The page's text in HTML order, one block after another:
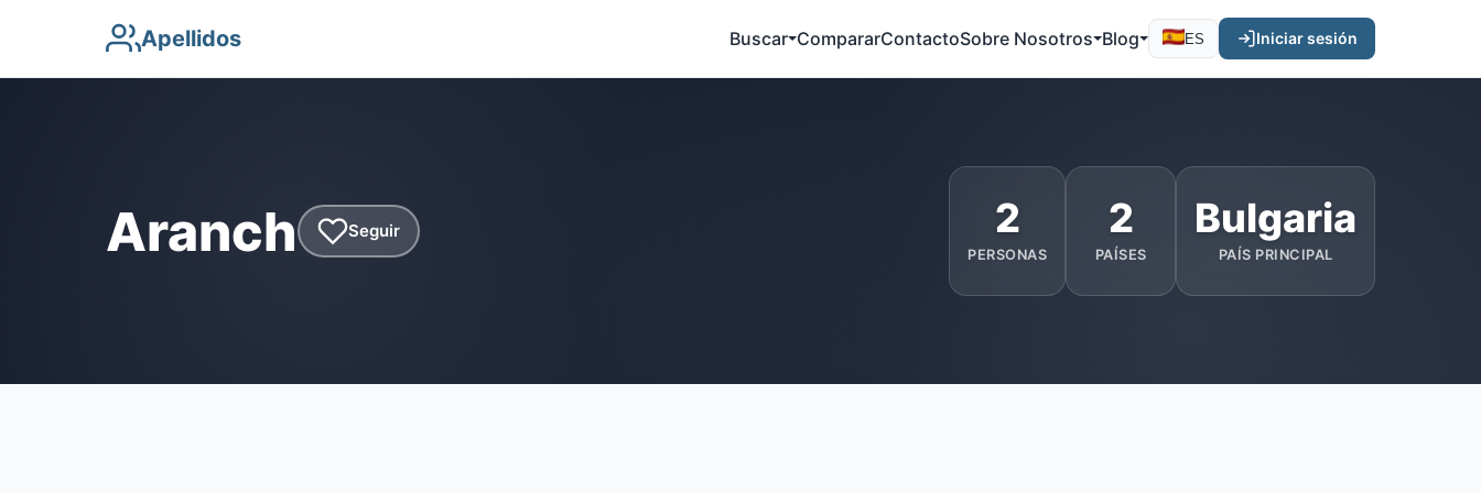
Apellidos Buscar CompararContactoSobre Nosotros Blog ES Iniciar sesión
Aranch Seguir 2
PERSONAS
2
PAÍSES
Bulgaria
PAÍS PRINCIPAL